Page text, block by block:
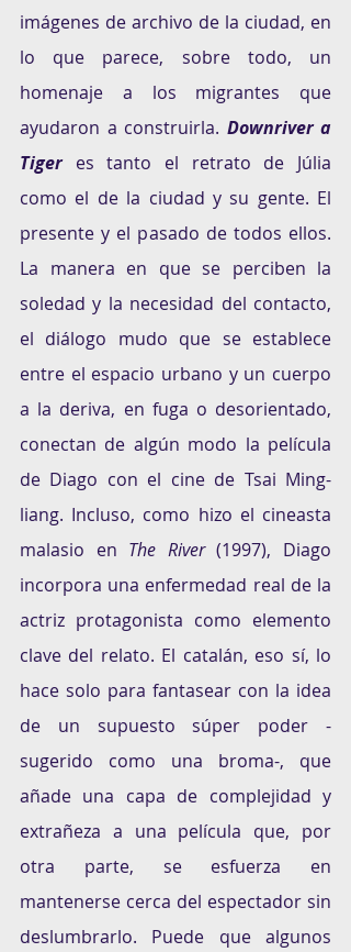
imágenes de archivo de la ciudad, en
lo que parece, sobre todo, un
homenaje a los migrantes que
ayudaron a construirla. Downriver a
Tiger es tanto el retrato de Júlia
como el de la ciudad y su gente. El
presente y el pasado de todos ellos.
La manera en que se perciben la
soledad y la necesidad del contacto,
el diálogo mudo que se establece
entre el espacio urbano y un cuerpo
a la deriva, en fuga o desorientado,
conectan de algún modo la película
de Diago con el cine de Tsai Ming-
liang. Incluso, como hizo el cineasta
malasio en The River (1997), Diago
incorpora una enfermedad real de la
actriz protagonista como elemento
clave del relato. El catalán, eso sí, lo
hace solo para fantasear con la idea
de un supuesto súper poder -
sugerido como una broma-, que
añade una capa de complejidad y
extrañeza a una película que, por
otra parte, se esfuerza en
mantenerse cerca del espectador sin
deslumbrarlo. Puede que algunos